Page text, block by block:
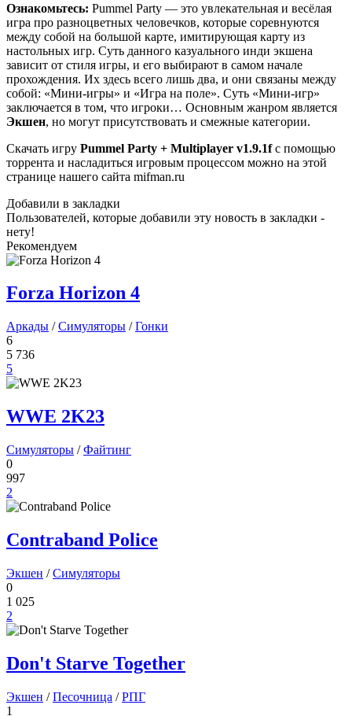
Ознакомьтесь: Pummel Party — это увлекательная и весёлая
игра про разноцветных человечков, которые соревнуются
между собой на большой карте, имитирующая карту из
настольных игр. Суть данного казуального инди экшена
зависит от стиля игры, и его выбирают в самом начале
прохождения. Их здесь всего лишь два, и они связаны между
собой: «Мини-игры» и «Игра на поле». Суть «Мини-игр»
заключается в том, что игроки… Основным жанром является
Экшен, но могут присутствовать и смежные категории.
Скачать игру Pummel Party + Multiplayer v1.9.1fс помощью
торрента и насладиться игровым процессом можно на этой
странице нашего сайта mifman.ru
Добавили в закладки
Пользователей, которые добавили эту новость в закладки -
нету!
Рекомендуем
Forza Horizon 4
Аркады /Симуляторы /Гонки
6
5 736
5
WWE 2K23
Симуляторы /Файтинг
0
997
2
Contraband Police
Экшен /Симуляторы
0
1 025
2
Don't Starve Together
Экшен /Песочница /РПГ
1